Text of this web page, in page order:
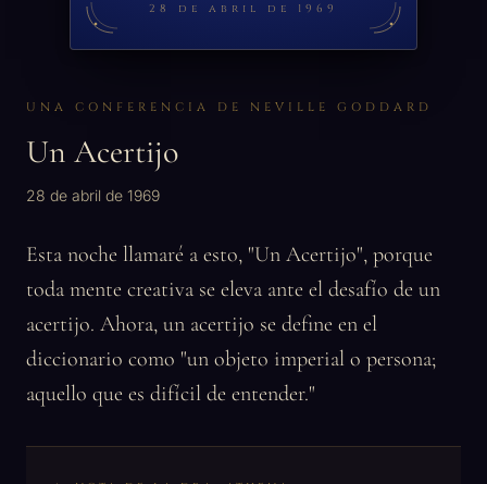
28 de abril de 1969
UNA CONFERENCIA DE NEVILLE GODDARD
Un Acertijo
28 de abril de 1969
Esta noche llamaré a esto, "Un Acertijo", porque
toda mente creativa se eleva ante el desafío de un
acertijo. Ahora, un acertijo se define en el
diccionario como "un objeto imperial o persona;
aquello que es difícil de entender."